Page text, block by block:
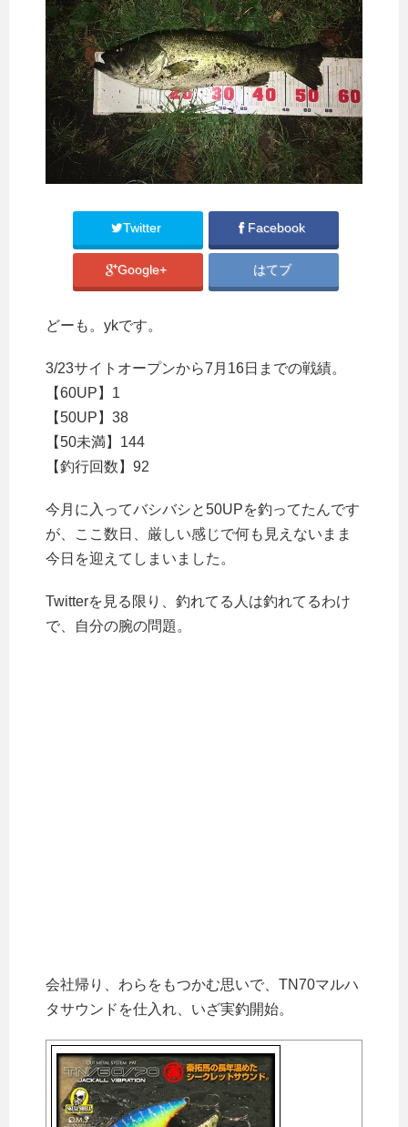
Twitter Facebook
Google+ はてブ
どーも。ykです。
3/23サイトオープンから7月16日までの戦績。
【60UP】1
【50UP】38
【50未満】144
【釣行回数】92
今月に入ってバシバシと50UPを釣ってたんです
が、ここ数日、厳しい感じで何も見えないまま
今日を迎えてしまいました。
Twitterを見る限り、釣れてる人は釣れてるわけ
で、自分の腕の問題。
会社帰り、わらをもつかむ思いで、TN70マルハ
タサウンドを仕入れ、いざ実釣開始。